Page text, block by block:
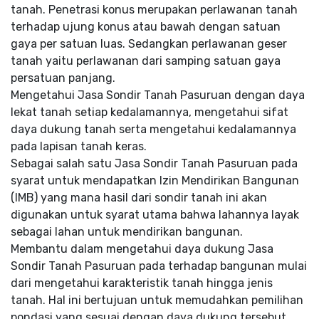
tanah. Penetrasi konus merupakan perlawanan tanah
terhadap ujung konus atau bawah dengan satuan
gaya per satuan luas. Sedangkan perlawanan geser
tanah yaitu perlawanan dari samping satuan gaya
persatuan panjang.
Mengetahui Jasa Sondir Tanah Pasuruan dengan daya
lekat tanah setiap kedalamannya, mengetahui sifat
daya dukung tanah serta mengetahui kedalamannya
pada lapisan tanah keras.
Sebagai salah satu Jasa Sondir Tanah Pasuruan pada
syarat untuk mendapatkan Izin Mendirikan Bangunan
(IMB) yang mana hasil dari sondir tanah ini akan
digunakan untuk syarat utama bahwa lahannya layak
sebagai lahan untuk mendirikan bangunan.
Membantu dalam mengetahui daya dukung Jasa
Sondir Tanah Pasuruan pada terhadap bangunan mulai
dari mengetahui karakteristik tanah hingga jenis
tanah. Hal ini bertujuan untuk memudahkan pemilihan